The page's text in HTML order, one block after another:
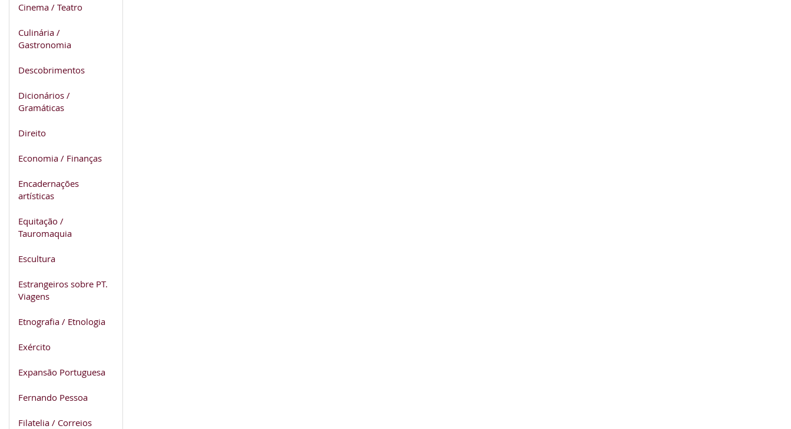
Cinema / Teatro
Culinária /
Gastronomia
Descobrimentos
Dicionários /
Gramáticas
Direito
Economia / Finanças
Encadernações
artísticas
Equitação /
Tauromaquia
Escultura
Estrangeiros sobre PT.
Viagens
Etnografia / Etnologia
Exército
Expansão Portuguesa
Fernando Pessoa
Filatelia / Correios